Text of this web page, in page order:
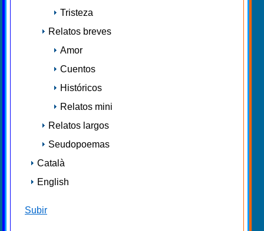
Tristeza
Relatos breves
Amor
Cuentos
Históricos
Relatos mini
Relatos largos
Seudopoemas
Català
English
Subir